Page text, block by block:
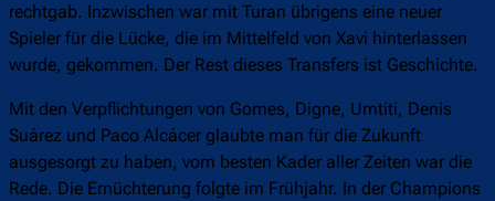
rechtgab. Inzwischen war mit Turan übrigens eine neuer
Spieler für die Lücke, die im Mittelfeld von Xavi hinterlassen
wurde, gekommen. Der Rest dieses Transfers ist Geschichte.
Mit den Verpflichtungen von Gomes, Digne, Umtiti, Denis
Suárez und Paco Alcácer glaubte man für die Zukunft
ausgesorgt zu haben, vom besten Kader aller Zeiten war die
Rede. Die Ernüchterung folgte im Frühjahr. In der Champions